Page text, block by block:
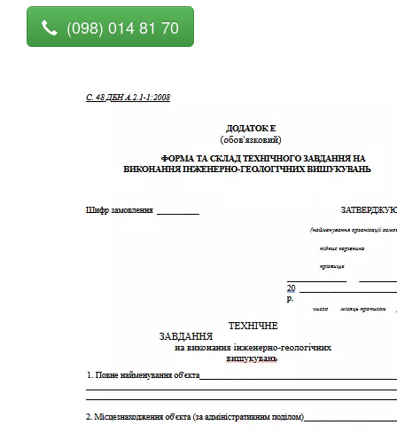
(098) 014 81 70